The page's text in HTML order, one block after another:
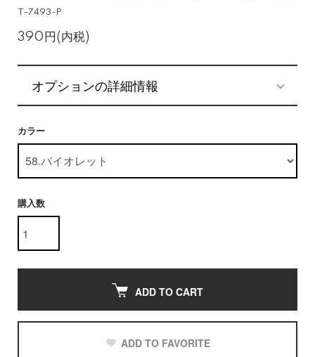
T-7493-P
390円(内税)
オプションの詳細情報
カラー
購入数
ADD TO CART
ADD TO FAVORITE